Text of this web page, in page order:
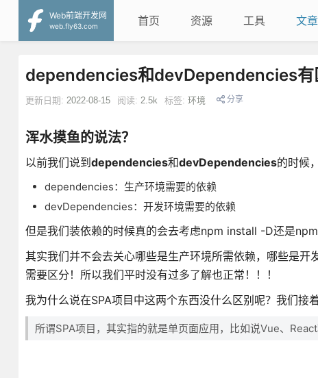
Web前端开发网
web.fly63.com
首页 资源 工具 文章
dependencies和devDependencies有
更新日期: 2022-08-15 阅读: 2.5k 标签: 环境 分享
浑水摸鱼的说法？
以前我们说到 dependencies和devDependencies的时候
dependencies：生产环境需要的依赖
devDependencies：开发环境需要的依赖
但是我们装依赖的时候真的会去考虑npm install -D还是
其实我们并不会去关心哪些是生产环境所需依赖，哪些是
需要区分！所以我们平时没有过多了解也正常！！！
我为什么说在SPA项目中这两个东西没什么区别呢？我们接着
所谓SPA项目，其实指的就是单页面应用，比如说Vue、